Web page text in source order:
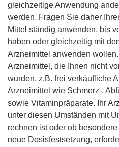
gleichzeitige Anwendung
werden. Fragen Sie daher
Mittel ständig anwenden, bis
haben oder gleichzeitig mit
Arzneimittel anwenden
Arzneimittel, die Ihnen nicht
wurden, z.B. frei verkäufliche
Arzneimittel wie Schmerz-,
sowie Vitaminpräparate. Ihr
unter diesen Umständen mit
rechnen ist oder ob
neue Dosisfestsetzung,